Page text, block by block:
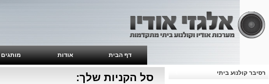
דף הבית אודות מותגים
רסיבר קולנוע ביתי סל הקניות שלך: